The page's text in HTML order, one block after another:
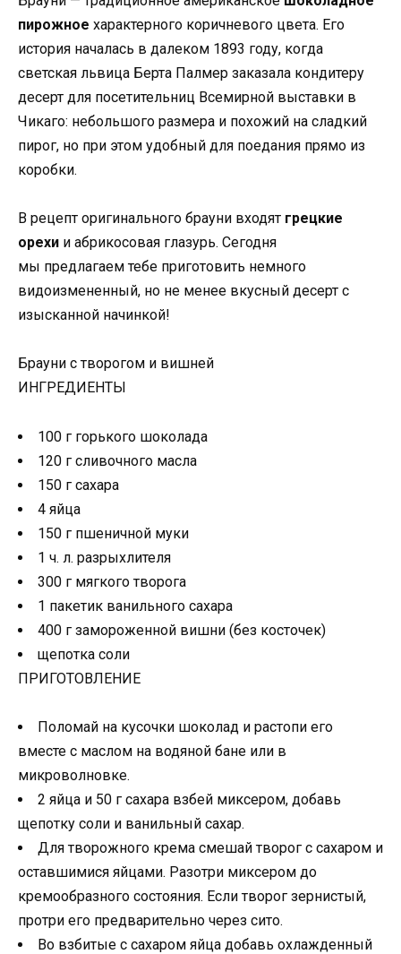
пирожное характерного коричневого цвета. Его
история началась в далеком 1893 году, когда
светская львица Берта Палмер заказала кондитеру
десерт для посетительниц Всемирной выставки в
Чикаго: небольшого размера и похожий на сладкий
пирог, но при этом удобный для поедания прямо из
коробки.
В рецепт оригинального брауни входят грецкие
орехи и абрикосовая глазурь. Сегодня
мы предлагаем тебе приготовить немного
видоизмененный, но не менее вкусный десерт с
изысканной начинкой!
Брауни с творогом и вишней
ИНГРЕДИЕНТЫ
100 г горького шоколада
120 г сливочного масла
150 г сахара
4 яйца
150 г пшеничной муки
1 ч. л. разрыхлителя
300 г мягкого творога
1 пакетик ванильного сахара
400 г замороженной вишни (без косточек)
щепотка соли
ПРИГОТОВЛЕНИЕ
Поломай на кусочки шоколад и растопи его
вместе с маслом на водяной бане или в
микроволновке.
2 яйца и 50 г сахара взбей миксером, добавь
щепотку соли и ванильный сахар.
Для творожного крема смешай творог с сахаром и
оставшимися яйцами. Разотри миксером до
кремообразного состояния. Если творог зернистый,
протри его предварительно через сито.
Во взбитые с сахаром яйца добавь охлажденный